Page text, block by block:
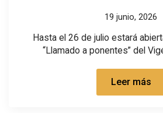
19 junio, 2026
Hasta el 26 de julio estará
“Llamado a ponentes” del
Leer más